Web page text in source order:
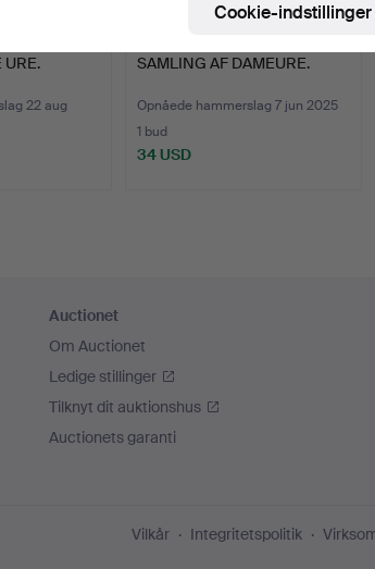
URE.
22 aug
SAMLING AF DAMEURE.
Opnåede hammerslag 7 jun 2025
1 bud
34 USD
Auctionet
Om Auctionet
Ledige stillinger
Tilknyt dit auktionshus
Auctionets garanti
Vilkår Integritetspolitik
Cookie-indstillinger